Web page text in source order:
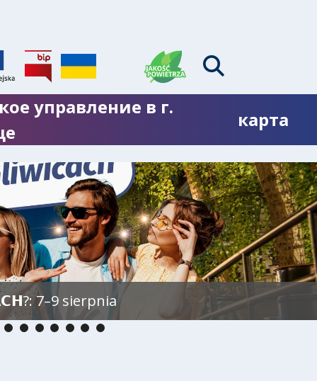
управление в г.
карта
7–9 sierpnia